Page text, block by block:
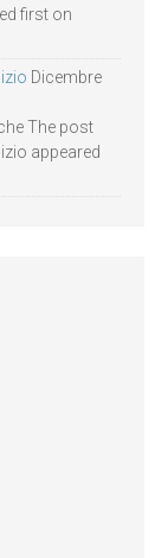
first on
Dicembre
The post
appeared